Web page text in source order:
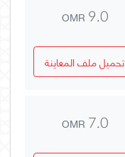
OMR 9.0
تحميل ملف المعاينة
OMR 7.0